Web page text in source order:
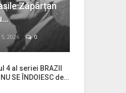
Zăpârțan
2026 0
4 al seriei BRAZII
SE ÎNDOIESC de…